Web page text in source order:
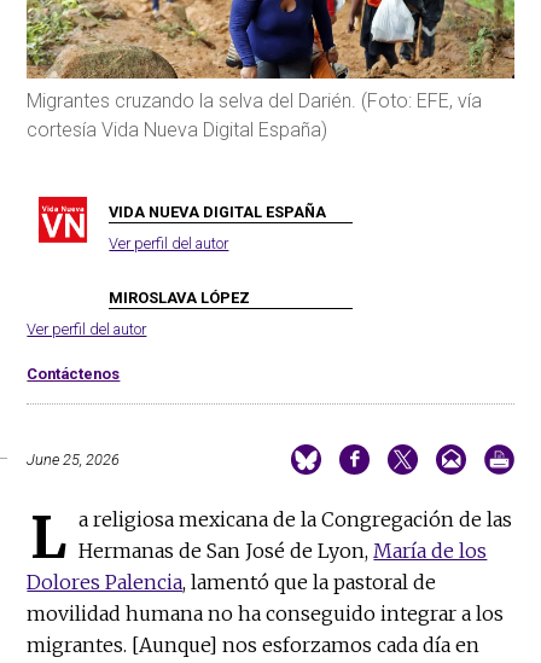
Migrantes cruzando la selva del Darién. (Foto: EFE, vía
cortesía Vida Nueva Digital España)
VIDA NUEVA DIGITAL ESPAÑA
Ver perfil del autor
MIROSLAVA LÓPEZ
Ver perfil del autor
Contáctenos
June 25, 2026
L a religiosa mexicana de la Congregación de las
Hermanas de San José de Lyon,María de los
Dolores Palencia, lamentó que la pastoral de
movilidad humana no ha conseguido integrar a los
migrantes. [Aunque] nos esforzamos cada día en